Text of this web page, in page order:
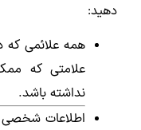
دهید:
همه علائمی که
علامتی که
نداشته باشد.
اطلاعات شخصی